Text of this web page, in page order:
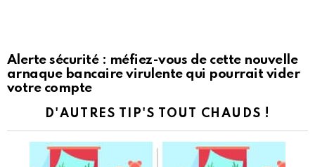
Alerte sécurité : méfiez-vous de cette nouvelle
arnaque bancaire virulente qui pourrait vider
votre compte
D'AUTRES TIP'S TOUT CHAUDS !